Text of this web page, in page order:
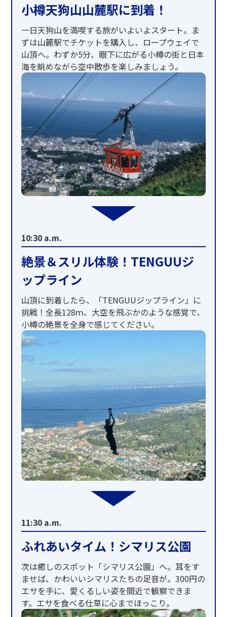
小樽天狗山山麓駅に到着！
一日天狗山を満喫する旅がいよいよスタート。ま
ずは山麓駅でチケットを購入し、ロープウェイで
山頂へ。わずか5分、眼下に広がる小樽の街と日本
海を眺めながら空中散歩を楽しみましょう。
10:30 a.m.
絶景＆スリル体験！TENGUUジ
ップライン
山頂に到着したら、「TENGUUジップライン」に
挑戦！全長128ｍ、大空を飛ぶかのような感覚で、
小樽の絶景を全身で感じてください。
11:30 a.m.
ふれあいタイム！シマリス公園
次は癒しのスポット「シマリス公園」へ。耳をす
ませば、かわいいシマリスたちの足音が。300円の
エサを手に、愛くるしい姿を間近で観察できま
す。エサを食べる仕草に心までほっこり。